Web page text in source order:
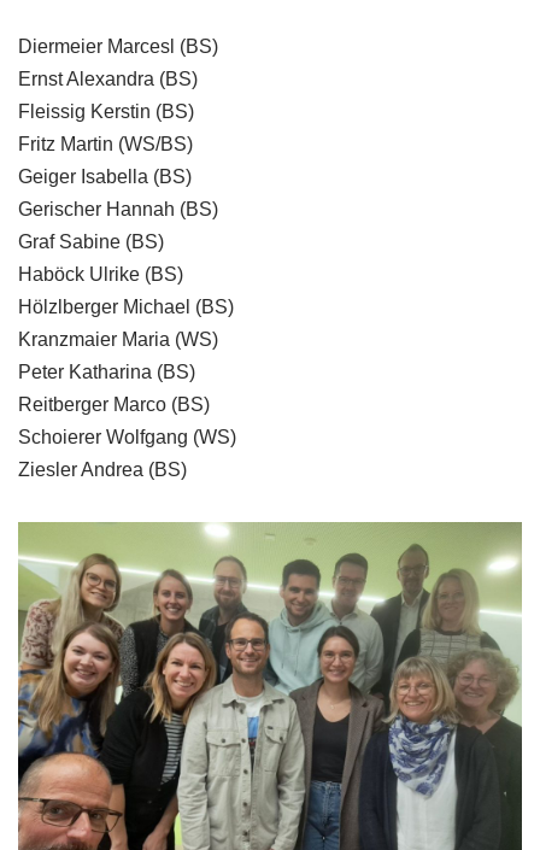
Diermeier Marcesl (BS)
Ernst Alexandra (BS)
Fleissig Kerstin (BS)
Fritz Martin (WS/BS)
Geiger Isabella (BS)
Gerischer Hannah (BS)
Graf Sabine (BS)
Haböck Ulrike (BS)
Hölzlberger Michael (BS)
Kranzmaier Maria (WS)
Peter Katharina (BS)
Reitberger Marco (BS)
Schoierer Wolfgang (WS)
Ziesler Andrea (BS)